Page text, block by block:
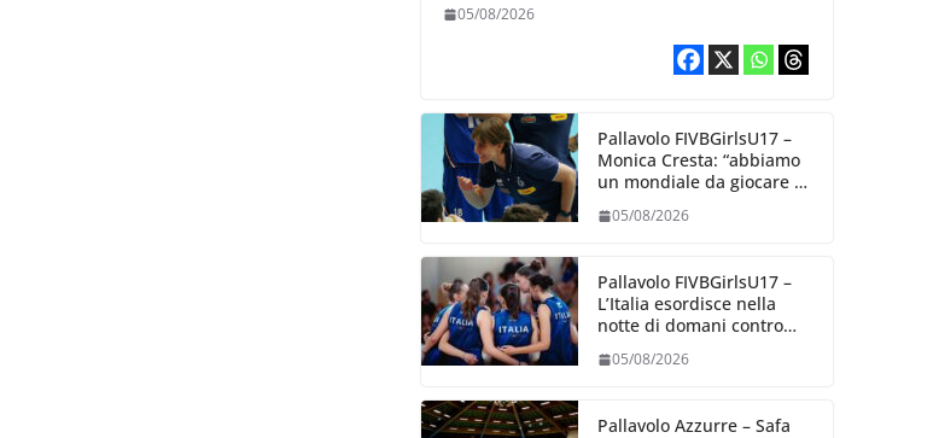
collegiale di Cavalese
05/08/2026
Pallavolo FIVBGirlsU17 –
Monica Cresta: “abbiamo
un mondiale da giocare al
capacità”
05/08/2026
Pallavolo FIVBGirlsU17 –
L’Italia esordisce nella
notte di domani contro
05/08/2026
Pallavolo Azzurre – Safa